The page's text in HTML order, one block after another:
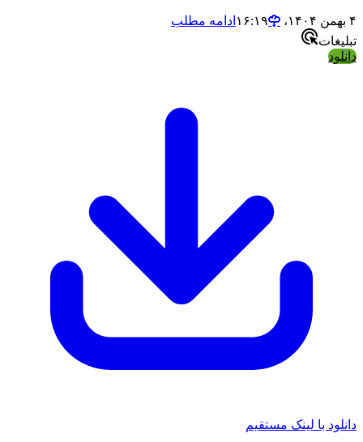
۴ بهمن ۱۴۰۴،‏ ۱۶:۱۹
ادامه مطلب
تبلیغات
دانلود
دانلود با لینک مستقیم